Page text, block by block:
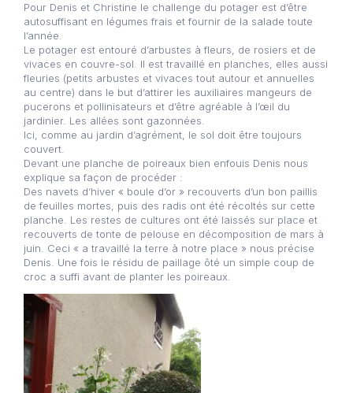
Pour Denis et Christine le challenge du potager est d’être
autosuffisant en légumes frais et fournir de la salade toute
l’année.
Le potager est entouré d’arbustes à fleurs, de rosiers et de
vivaces en couvre-sol. Il est travaillé en planches, elles aussi
fleuries (petits arbustes et vivaces tout autour et annuelles
au centre) dans le but d’attirer les auxiliaires mangeurs de
pucerons et pollinisateurs et d’être agréable à l’œil du
jardinier. Les allées sont gazonnées.
Ici, comme au jardin d’agrément, le sol doit être toujours
couvert.
Devant une planche de poireaux bien enfouis Denis nous
explique sa façon de procéder :
Des navets d’hiver « boule d’or » recouverts d’un bon paillis
de feuilles mortes, puis des radis ont été récoltés sur cette
planche. Les restes de cultures ont été laissés sur place et
recouverts de tonte de pelouse en décomposition de mars à
juin. Ceci « a travaillé la terre à notre place » nous précise
Denis. Une fois le résidu de paillage ôté un simple coup de
croc a suffi avant de planter les poireaux.